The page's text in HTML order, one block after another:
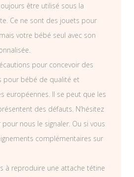
être utilisé sous la
Ce ne sont des jouets pour
votre bébé seul avec son
pour concevoir des
pour bébé de qualité et
européennes. Il se peut que les
des défauts. N’hésitez
nous le signaler. Ou si vous
complémentaires sur
à reproduire une attache tétine